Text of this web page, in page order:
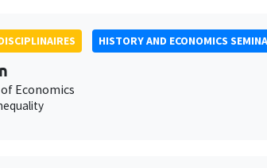
HISTORY AND ECONOMICS
Economics